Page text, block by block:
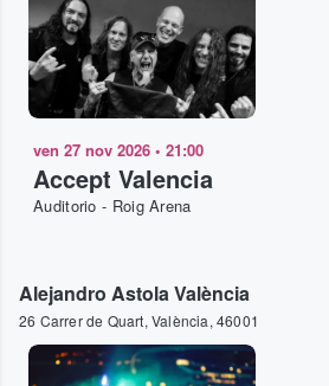
ven 27 nov 2026 • 21:00
Accept Valencia
Auditorio - Roig Arena
Alejandro Astola València
26 Carrer de Quart, València, 46001